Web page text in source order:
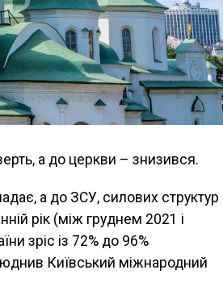
а до церкви – знизився.
а до ЗСУ, силових структур
рік (між груднем 2021 і
зріс із 72% до 96%
Київський міжнародний